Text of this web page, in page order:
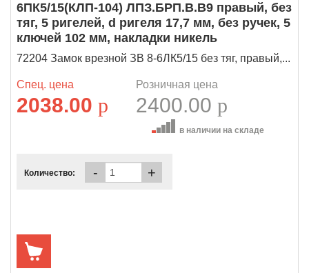
6ПК5/15(КЛП-104) ЛПЗ.БРП.В.В9 правый, без
тяг, 5 ригелей, d ригеля 17,7 мм, без ручек, 5
ключей 102 мм, накладки никель
72204 Замок врезной ЗВ 8-6ЛК5/15 без тяг, правый,...
Спец. цена
2038.00 p
Розничная цена
2400.00 p
в наличии на складе
Количество: - +